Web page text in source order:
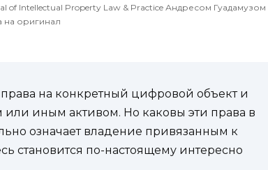
of Intellectual Property Law & Practice Андресом Гуадамузом
на оригинал
на конкретный цифровой объект и
иным активом. Но каковы эти права в
означает владение привязанным к
становится по-настоящему интересно